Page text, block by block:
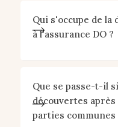
Qui s'occupe de
à l'assurance DO ?
Que se passe-t-il
découvertes
parties communes